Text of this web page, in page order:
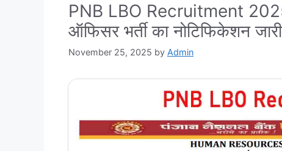
PNB LBO Recruitment
ऑफिसर भर्ती का नोटिफिकेशन
November 25, 2025 by Admin